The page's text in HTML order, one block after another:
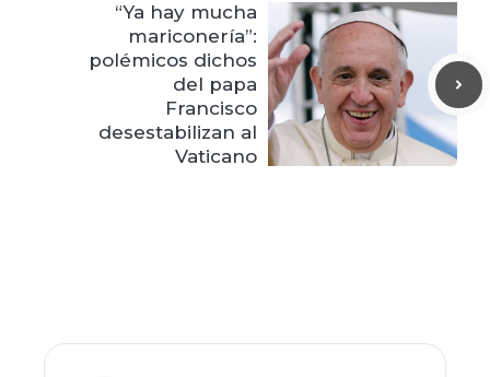
“Ya hay mucha
mariconería”:
polémicos dichos
del papa
Francisco
desestabilizan al
Vaticano